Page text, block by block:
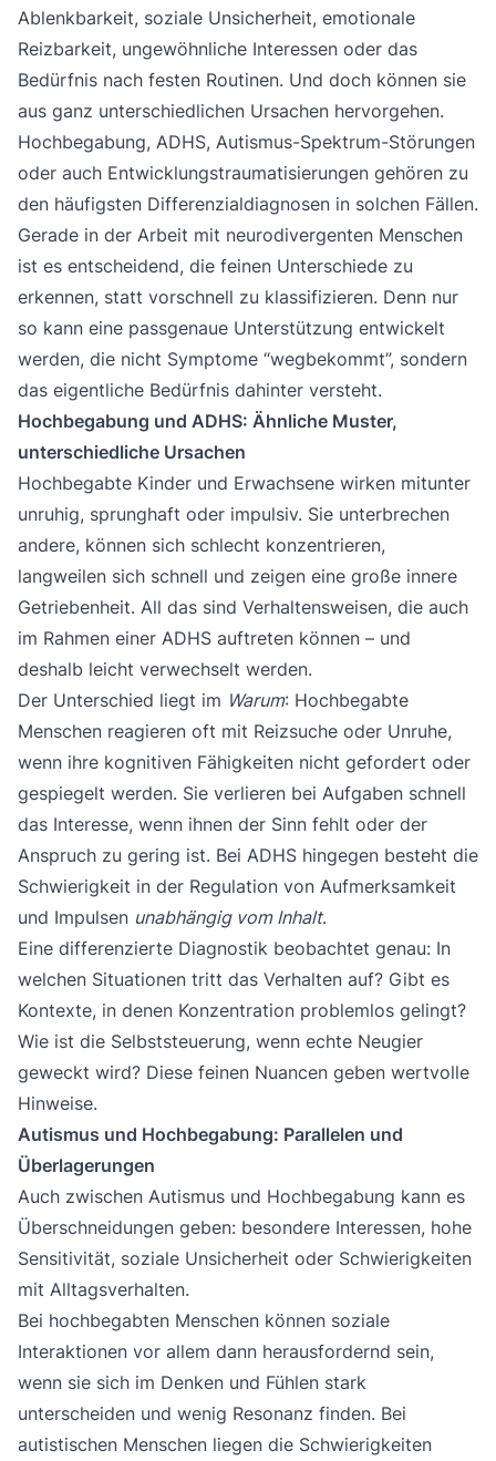
Ablenkbarkeit, soziale Unsicherheit, emotionale
Reizbarkeit, ungewöhnliche Interessen oder das
Bedürfnis nach festen Routinen. Und doch können sie
aus ganz unterschiedlichen Ursachen hervorgehen.
Hochbegabung, ADHS, Autismus-Spektrum-Störungen
oder auch Entwicklungstraumatisierungen gehören zu
den häufigsten Differenzialdiagnosen in solchen Fällen.
Gerade in der Arbeit mit neurodivergenten Menschen
ist es entscheidend, die feinen Unterschiede zu
erkennen, statt vorschnell zu klassifizieren. Denn nur
so kann eine passgenaue Unterstützung entwickelt
werden, die nicht Symptome “wegbekommt”, sondern
das eigentliche Bedürfnis dahinter versteht.
Hochbegabung und ADHS: Ähnliche Muster,
unterschiedliche Ursachen
Hochbegabte Kinder und Erwachsene wirken mitunter
unruhig, sprunghaft oder impulsiv. Sie unterbrechen
andere, können sich schlecht konzentrieren,
langweilen sich schnell und zeigen eine große innere
Getriebenheit. All das sind Verhaltensweisen, die auch
im Rahmen einer ADHS auftreten können – und
deshalb leicht verwechselt werden.
Der Unterschied liegt im Warum: Hochbegabte
Menschen reagieren oft mit Reizsuche oder Unruhe,
wenn ihre kognitiven Fähigkeiten nicht gefordert oder
gespiegelt werden. Sie verlieren bei Aufgaben schnell
das Interesse, wenn ihnen der Sinn fehlt oder der
Anspruch zu gering ist. Bei ADHS hingegen besteht die
Schwierigkeit in der Regulation von Aufmerksamkeit
und Impulsen unabhängig vom Inhalt.
Eine differenzierte Diagnostik beobachtet genau: In
welchen Situationen tritt das Verhalten auf? Gibt es
Kontexte, in denen Konzentration problemlos gelingt?
Wie ist die Selbststeuerung, wenn echte Neugier
geweckt wird? Diese feinen Nuancen geben wertvolle
Hinweise.
Autismus und Hochbegabung: Parallelen und
Überlagerungen
Auch zwischen Autismus und Hochbegabung kann es
Überschneidungen geben: besondere Interessen, hohe
Sensitivität, soziale Unsicherheit oder Schwierigkeiten
mit Alltagsverhalten.
Bei hochbegabten Menschen können soziale
Interaktionen vor allem dann herausfordernd sein,
wenn sie sich im Denken und Fühlen stark
unterscheiden und wenig Resonanz finden. Bei
autistischen Menschen liegen die Schwierigkeiten